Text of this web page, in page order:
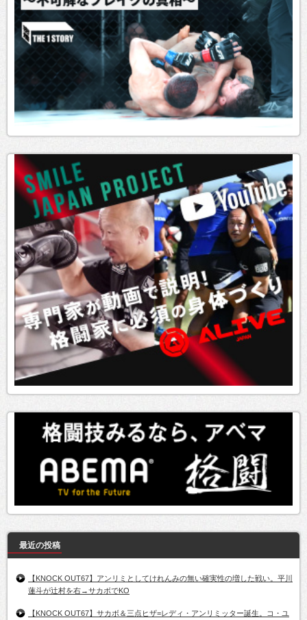
最近の投稿
【KNOCK OUT67】アンリミとしてけれんみの無い確実性の増した戦い。平川
蓮斗が辻村を右→サカボでKO
【KNOCK OUT67】サカボ＆三点ヒザ=レディ・アンリミッター誕生。コ・ユ